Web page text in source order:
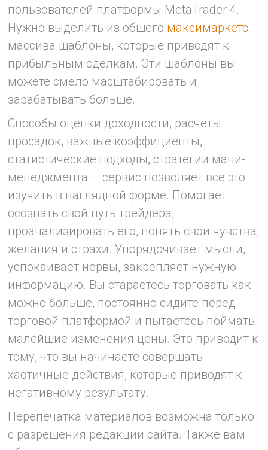
пользователей платформы MetaTrader 4.
Нужно выделить из общего максимаркетс
массива шаблоны, которые приводят к
прибыльным сделкам. Эти шаблоны вы
можете смело масштабировать и
зарабатывать больше.
Способы оценки доходности, расчеты
просадок, важные коэффициенты,
статистические подходы, стратегии мани-
менеджмента – сервис позволяет все это
изучить в наглядной форме. Помогает
осознать свой путь трейдера,
проанализировать его, понять свои чувства,
желания и страхи. Упорядочивает мысли,
успокаивает нервы, закрепляет нужную
информацию. Вы стараетесь торговать как
можно больше, постоянно сидите перед
торговой платформой и пытаетесь поймать
малейшие изменения цены. Это приводит к
тому, что вы начинаете совершать
хаотичные действия, которые приводят к
негативному результату.
Перепечатка материалов возможна только
с разрешения редакции сайта. Также вам